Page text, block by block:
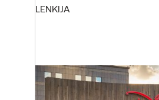
LENKIJA